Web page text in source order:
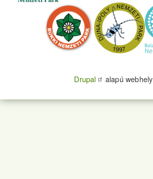
Drupal alapú webhely